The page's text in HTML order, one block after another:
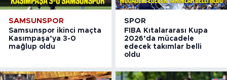
SAMSUNSPOR
Samsunspor ikinci maçta
Kasımpaşa’ya 3-0
mağlup oldu
SPOR
FIBA Kıtalararası Kupa
2026’da mücadele
edecek takımlar belli
oldu